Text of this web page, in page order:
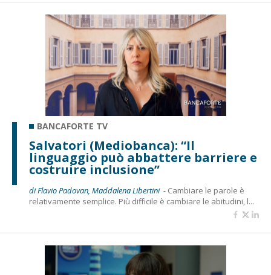
BANCAFORTE TV
Salvatori (Mediobanca): “Il
linguaggio può abbattere barriere e
costruire inclusione”
di Flavio Padovan, Maddalena Libertini - Cambiare le parole è
relativamente semplice. Più difficile è cambiare le abitudini, l...